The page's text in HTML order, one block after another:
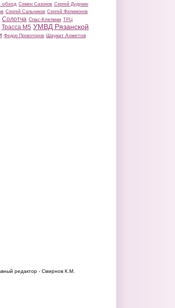
обход Семен Сазонов Сергей Дудукин
Сергей Сальников Сергей Филимонов
Солотча Спас-Клепики ТРЦ
Трасса М5 УМВД Рязанской
Федор Провоторов Шаукат Ахметов
редактор - Смирнов К.М.